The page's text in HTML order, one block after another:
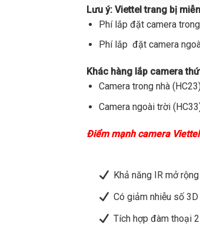
Lưu ý: Viettel trang bị
Phí lắp đặt camera
Phí lắp đặt camera
Khác hàng lắp camera
Camera trong nhà
Camera ngoài trời
Điểm mạnh camera Viettel
Khả năng IR mở
Có giảm nhiễu số
Tích hợp đàm thoại